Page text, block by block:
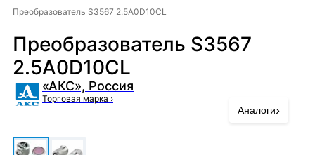
Преобразователь S3567 2.5A0D10CL
Преобразователь S3567
2.5A0D10CL
«АКС», Россия
Торговая марка ›
Аналоги›